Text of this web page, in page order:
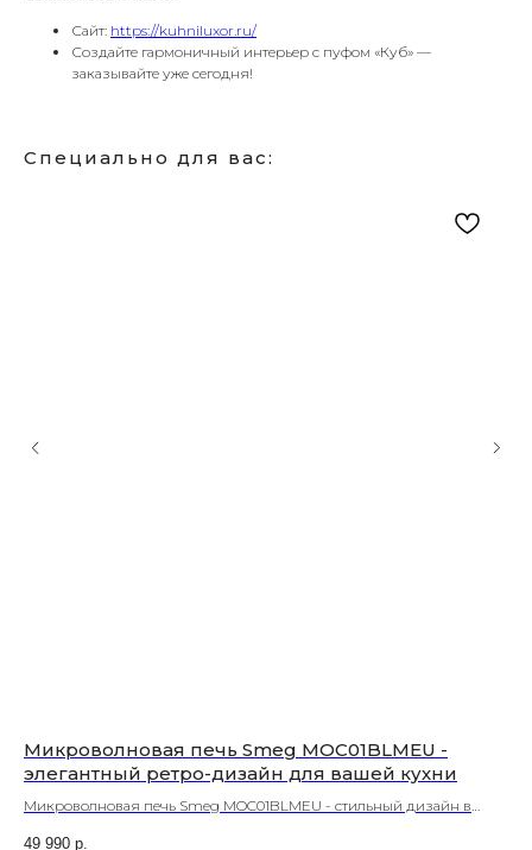
Сайт: https://kuhniluxor.ru/
Создайте гармоничный интерьер с пуфом «Куб» —
заказывайте уже сегодня!
Специально для вас:
Микроволновая печь Smeg MOC01BLMEU -
элегантный ретро-дизайн для вашей кухни
Микроволновая печь Smeg MOC01BLMEU - стильный дизайн в
49 990 р.